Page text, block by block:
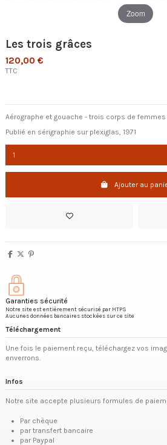
Zoom
Les trois grâces
120,00 €
TTC
Aérographe et gouache - trois corps de femmes
Publié en sérigraphie sur plexiglas, 1971
Ajouter au
Garanties sécurité
Notre site est entièrement sécurisé par HTPS
Aucunes données bancaires stockées sur ce site
Téléchargement
Une fois le paiement reçu, téléchargez vos
enverrons.
Infos
Notre site accepte plusieurs formules de
Par chèque
par transfert bancaire
par Paypal